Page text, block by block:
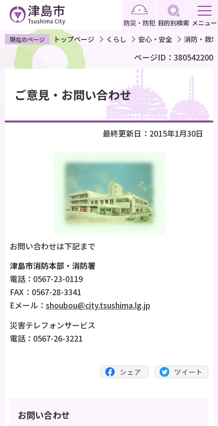
ペ
ー
ジ
で
す
防災・防犯 目的別検索 メニュー
現在のページ トップページ くらし 安心・安全 消防・救急
ページID：380542200
ご意見・お問い合わせ
最終更新日：2015年1月30日
お問い合わせは下記まで
津島市消防本部・消防署
電話：0567-23-0119
FAX：0567-28-3341
Eメール： shoubou@city.tsushima.lg.jp
災害テレフォンサービス
電話：0567-26-3221
お問い合わせ